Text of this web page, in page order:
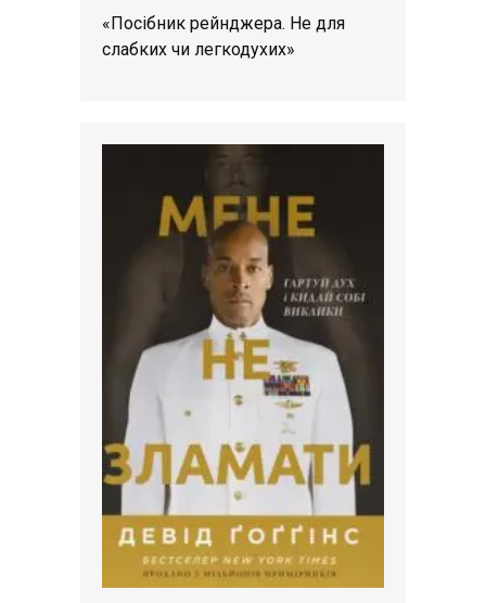
«Посібник рейнджера. Не для
слабких чи легкодухих»